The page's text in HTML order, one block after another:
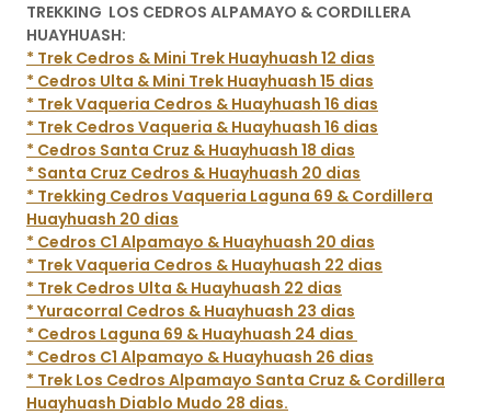
TREKKING LOS CEDROS ALPAMAYO & CORDILLERA
HUAYHUASH:
* Trek Cedros & Mini Trek Huayhuash 12 dias
* Cedros Ulta & Mini Trek Huayhuash 15 dias
* Trek Vaqueria Cedros & Huayhuash 16 dias
* Trek Cedros Vaqueria & Huayhuash 16 dias
* Cedros Santa Cruz & Huayhuash 18 dias
* Santa Cruz Cedros & Huayhuash 20 dias
* Trekking Cedros Vaqueria Laguna 69 & Cordillera
Huayhuash 20 dias
* Cedros C1 Alpamayo & Huayhuash 20 dias
* Trek Vaqueria Cedros & Huayhuash 22 dias
* Trek Cedros Ulta & Huayhuash 22 dias
* Yuracorral Cedros & Huayhuash 23 dias
* Cedros Laguna 69 & Huayhuash 24 dias
* Cedros C1 Alpamayo & Huayhuash 26 dias
* Trek Los Cedros Alpamayo Santa Cruz & Cordillera
Huayhuash Diablo Mudo 28 dias.